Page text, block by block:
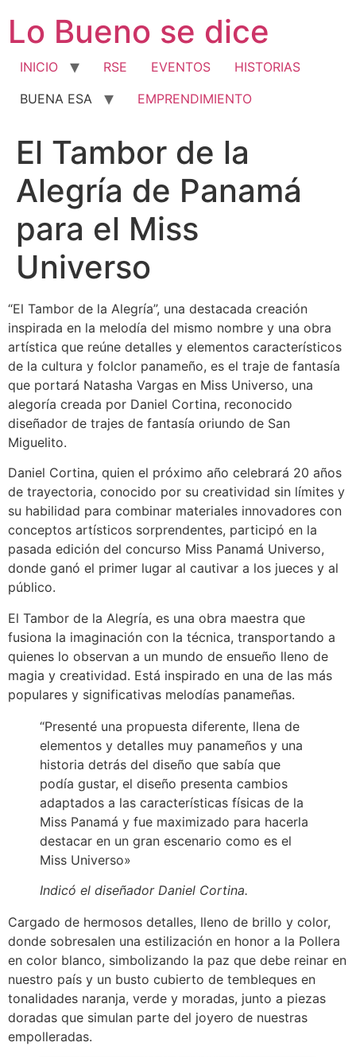
contenido
Lo Bueno se dice
INICIO RSE EVENTOS
HISTORIAS
BUENA ESA
EMPRENDIMIENTO
El Tambor de la
Alegría de Panamá
para el Miss
Universo
“El Tambor de la Alegría”, una destacada creación
inspirada en la melodía del mismo nombre y una obra
artística que reúne detalles y elementos característicos
de la cultura y folclor panameño, es el traje de fantasía
que portará Natasha Vargas en Miss Universo, una
alegoría creada por Daniel Cortina, reconocido
diseñador de trajes de fantasía oriundo de San
Miguelito.
Daniel Cortina, quien el próximo año celebrará 20 años
de trayectoria, conocido por su creatividad sin límites y
su habilidad para combinar materiales innovadores con
conceptos artísticos sorprendentes, participó en la
pasada edición del concurso Miss Panamá Universo,
donde ganó el primer lugar al cautivar a los jueces y al
público.
El Tambor de la Alegría, es una obra maestra que
fusiona la imaginación con la técnica, transportando a
quienes lo observan a un mundo de ensueño lleno de
magia y creatividad. Está inspirado en una de las más
populares y significativas melodías panameñas.
“Presenté una propuesta diferente, llena de
elementos y detalles muy panameños y una
historia detrás del diseño que sabía que
podía gustar, el diseño presenta cambios
adaptados a las características físicas de la
Miss Panamá y fue maximizado para hacerla
destacar en un gran escenario como es el
Miss Universo»
Indicó el diseñador Daniel Cortina.
Cargado de hermosos detalles, lleno de brillo y color,
donde sobresalen una estilización en honor a la Pollera
en color blanco, simbolizando la paz que debe reinar en
nuestro país y un busto cubierto de tembleques en
tonalidades naranja, verde y moradas, junto a piezas
doradas que simulan parte del joyero de nuestras
empolleradas.